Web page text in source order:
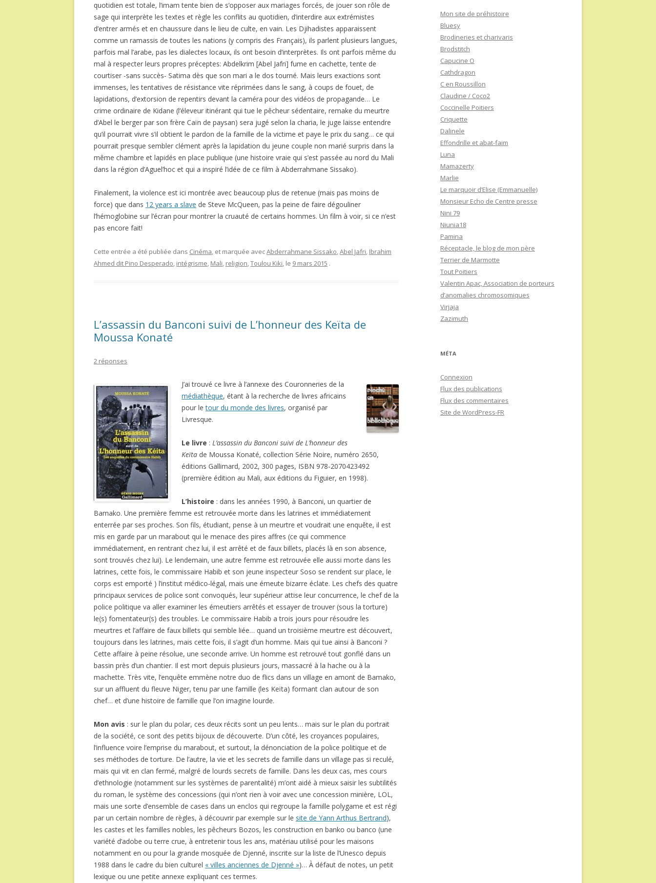
quotidien est totale, l’imam tente bien de s’opposer aux mariages forcés, de jouer son rôle de
sage qui interprète les textes et règle les conflits au quotidien, d’interdire aux extrémistes
d’entrer armés et en chaussure dans le lieu de culte, en vain. Les Djihadistes apparaissent
comme un ramassis de toutes les nations (y compris des Français), ils parlent plusieurs langues,
parfois mal l’arabe, pas les dialectes locaux, ils ont besoin d’interprètes. Ils ont parfois même du
mal à respecter leurs propres préceptes: Abdelkrim [Abel Jafri] fume en cachette, tente de
courtiser -sans succès- Satima dès que son mari a le dos tourné. Mais leurs exactions sont
immenses, les tentatives de résistance vite réprimées dans le sang, à coups de fouet, de
lapidations, d’extorsion de repentirs devant la caméra pour des vidéos de propagande… Le
crime ordinaire de Kidane (l’éleveur itinérant qui tue le pêcheur sédentaire, remake du meurtre
d’Abel le berger par son frère Caïn de paysan) sera jugé selon la charia, le juge laisse entendre
qu’il pourrait vivre s’il obtient le pardon de la famille de la victime et paye le prix du sang… ce qui
pourrait presque sembler clément après la lapidation du jeune couple non marié surpris dans la
même chambre et lapidés en place publique (une histoire vraie qui s’est passée au nord du Mali
dans la région d’Aguel’hoc et qui a inspiré l’idée de ce film à Abderrahmane Sissako).
Finalement, la violence est ici montrée avec beaucoup plus de retenue (mais pas moins de
force) que dans 12 years a slave de Steve McQueen, pas la peine de faire dégouliner
l’hémoglobine sur l’écran pour montrer la cruauté de certains hommes. Un film à voir, si ce n’est
pas encore fait!
Cette entrée a été publiée dans Cinéma, et marquée avecAbderrahmane Sissako,Abel Jafri, Ibrahim
Ahmed dit Pino Desperado, intégrisme, Mali, religion,Toulou Kiki, le 9 mars 2015 .
L’assassin du Banconi suivi de L’honneur des Keïta de
Moussa Konaté
2 réponses
J’ai trouvé ce livre à l’annexe des Couronneries de la
médiathèque, étant à la recherche de livres africains
pour letour du monde des livres, organisé par
Livresque.
Le livre : L’assassin du Banconi suivi de L’honneur des
Keïta de Moussa Konaté, collection Série Noire, numéro 2650,
éditions Gallimard, 2002, 300 pages, ISBN 978-2070423492
(première édition au Mali, aux éditions du Figuier, en 1998).
L’histoire : dans les années 1990, à Banconi, un quartier de
Bamako. Une première femme est retrouvée morte dans les latrines et immédiatement
enterrée par ses proches. Son fils, étudiant, pense à un meurtre et voudrait une enquête, il est
mis en garde par un marabout qui le menace des pires affres (ce qui commence
immédiatement, en rentrant chez lui, il est arrêté et de faux billets, placés là en son absence,
sont trouvés chez lui). Le lendemain, une autre femme est retrouvée elle aussi morte dans les
latrines, cette fois, le commissaire Habib et son jeune inspecteur Soso se rendent sur place, le
corps est emporté ) l’institut médico-légal, mais une émeute bizarre éclate. Les chefs des quatre
principaux services de police sont convoqués, leur supérieur attise leur concurrence, le chef de la
police politique va aller examiner les émeutiers arrêtés et essayer de trouver (sous la torture)
le(s) fomentateur(s) des troubles. Le commissaire Habib a trois jours pour résoudre les
meurtres et l’affaire de faux billets qui semble liée… quand un troisième meurtre est découvert,
toujours dans les latrines, mais cette fois, il s’agit d’un homme. Mais qui tue ainsi à Banconi ?
Cette affaire à peine résolue, une seconde arrive. Un homme est retrouvé tout gonflé dans un
bassin près d’un chantier. Il est mort depuis plusieurs jours, massacré à la hache ou à la
machette. Très vite, l’enquête emmène notre duo de flics dans un village en amont de Bamako,
sur un affluent du fleuve Niger, tenu par une famille (les Keïta) formant clan autour de son
chef… et d’une histoire de famille que l’on imagine lourde.
Mon avis : sur le plan du polar, ces deux récits sont un peu lents… mais sur le plan du portrait
de la société, ce sont des petits bijoux de découverte. D’un côté, les croyances populaires,
l’influence voire l’emprise du marabout, et surtout, la dénonciation de la police politique et de
ses méthodes de torture. De l’autre, la vie et les secrets de famille dans un village pas si reculé,
mais qui vit en clan fermé, malgré de lourds secrets de famille. Dans les deux cas, mes cours
d’ethnologie (notamment sur les systèmes de parentalité) m’ont aidé à mieux saisir les subtilités
du roman, le système des concessions (qui n’ont rien à voir avec une concession minière, LOL,
mais une sorte d’ensemble de cases dans un enclos qui regroupe la famille polygame et est régi
par un certain nombre de règles, à découvrir par exemple sur le site de Yann Arthus Bertrand),
les castes et les familles nobles, les pêcheurs Bozos, les construction en banko ou banco (une
variété d’adobe ou terre crue, à entretenir tous les ans, matériau utilisé pour les maisons
notamment en ou pour la grande mosquée de Djenné, inscrite sur la liste de l’Unesco depuis
1988 dans le cadre du bien culturel « villes anciennes de Djenné »)… À défaut de notes, un petit
lexique ou une petite annexe expliquant ces termes.
Mon site de préhistoire
Bluesy
Brodineries et charivaris
Brodstitch
Capucine O
Cathdragon
C en Roussillon
Claudine / Coco2
Coccinelle Poitiers
Criquette
Dalinele
Effondrille et abat-faim
Luna
Mamazerty
Marlie
Le marquoir d’Elise (Emmanuelle)
Monsieur Echo de Centre presse
Nini 79
Niunia18
Pamina
Réceptacle, le blog de mon père
Terrier de Marmotte
Tout Poitiers
Valentin Apac, Association de porteurs
d’anomalies chromosomiques
Virjaja
Zazimuth
MÉTA
Connexion
Flux des publications
Flux des commentaires
Site de WordPress-FR